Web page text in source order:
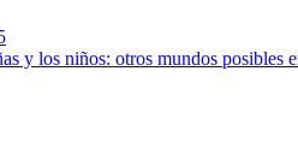
y los niños: otros mundos posibles